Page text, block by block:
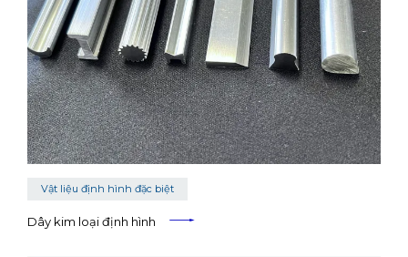
Vật liệu định hình đặc biệt
Dây kim loại định hình